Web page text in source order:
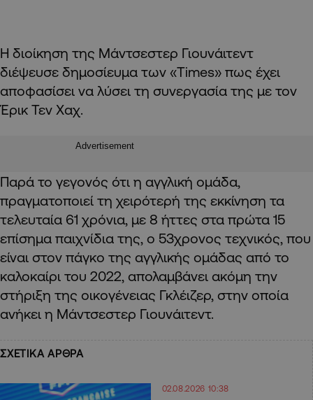
Η διοίκηση της Μάντσεστερ Γιουνάιτεντ
διέψευσε δημοσίευμα των «Times» πως έχει
αποφασίσει να λύσει τη συνεργασία της με τον
Έρικ Τεν Χαχ.
Advertisement
Παρά το γεγονός ότι η αγγλική ομάδα,
πραγματοποιεί τη χειρότερή της εκκίνηση τα
τελευταία 61 χρόνια, με 8 ήττες στα πρώτα 15
επίσημα παιχνίδια της, ο 53χρονος τεχνικός, που
είναι στον πάγκο της αγγλικής ομάδας από το
καλοκαίρι του 2022, απολαμβάνει ακόμη την
στήριξη της οικογένειας Γκλέιζερ, στην οποία
ανήκει η Μάντσεστερ Γιουνάιτεντ.
ΣΧΕΤΙΚΑ ΑΡΘΡΑ
02.08.2026 10:38